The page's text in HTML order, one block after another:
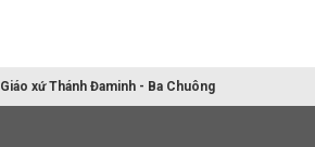
Giáo xứ Thánh Đaminh - Ba Chuông